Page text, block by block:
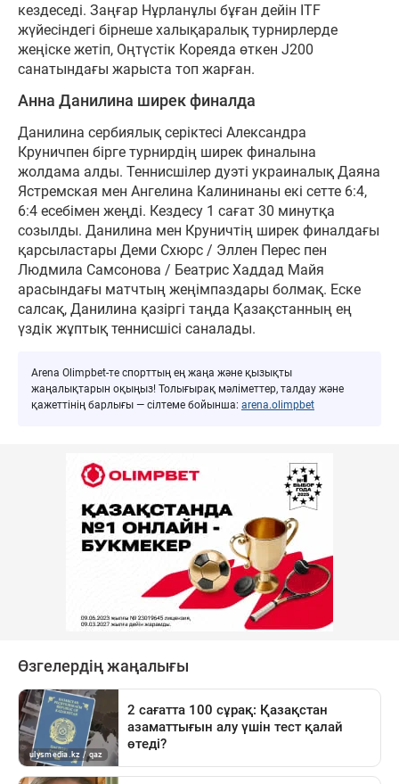
кездеседі. Заңғар Нұрланұлы бұған дейін ITF
жүйесіндегі бірнеше халықаралық турнирлерде
жеңіске жетіп, Оңтүстік Кореяда өткен J200
санатындағы жарыста топ жарған.
Анна Данилина ширек финалда
Данилина сербиялық серіктесі Александра
Круничпен бірге турнирдің ширек финалына
жолдама алды. Теннисшілер дуэті украиналық Даяна
Ястремская мен Ангелина Калининаны екі сетте 6:4,
6:4 есебімен жеңді. Кездесу 1 сағат 30 минутқа
созылды. Данилина мен Круничтің ширек финалдағы
қарсыластары Деми Схюрс / Эллен Перес пен
Людмила Самсонова / Беатрис Хаддад Майя
арасындағы матчтың жеңімпаздары болмақ. Еске
салсақ, Данилина қазіргі таңда Қазақстанның ең
үздік жұптық теннисшісі саналады.
Arena Olimpbet-те спорттың ең жаңа және қызықты
жаңалықтарын оқыңыз! Толығырақ мәліметтер, талдау және
қажеттінің барлығы — сілтеме бойынша: arena.olimpbet